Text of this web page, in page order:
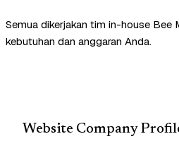
Semua dikerjakan tim in-house Bee
kebutuhan dan anggaran Anda.
Website Company